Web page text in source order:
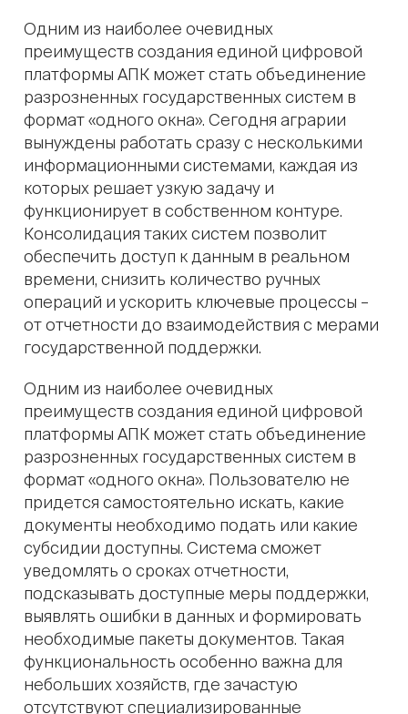
Одним из наиболее очевидных
преимуществ создания единой цифровой
платформы АПК может стать объединение
разрозненных государственных систем в
формат «одного окна». Сегодня аграрии
вынуждены работать сразу с несколькими
информационными системами, каждая из
которых решает узкую задачу и
функционирует в собственном контуре.
Консолидация таких систем позволит
обеспечить доступ к данным в реальном
времени, снизить количество ручных
операций и ускорить ключевые процессы –
от отчетности до взаимодействия с мерами
государственной поддержки.
Одним из наиболее очевидных
преимуществ создания единой цифровой
платформы АПК может стать объединение
разрозненных государственных систем в
формат «одного окна». Пользователю не
придется самостоятельно искать, какие
документы необходимо подать или какие
субсидии доступны. Система сможет
уведомлять о сроках отчетности,
подсказывать доступные меры поддержки,
выявлять ошибки в данных и формировать
необходимые пакеты документов. Такая
функциональность особенно важна для
небольших хозяйств, где зачастую
отсутствуют специализированные